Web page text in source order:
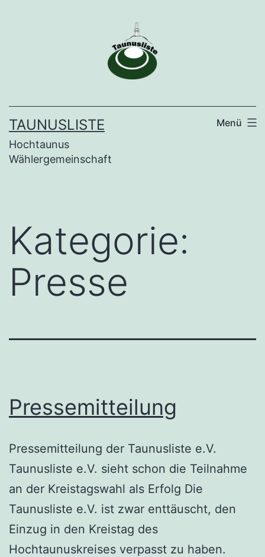
TAUNUSLISTE
Hochtaunus
Wählergemeinschaft
Menü
Kategorie:
Presse
Pressemitteilung
Pressemitteilung der Taunusliste e.V.
Taunusliste e.V. sieht schon die Teilnahme
an der Kreistagswahl als Erfolg Die
Taunusliste e.V. ist zwar enttäuscht, den
Einzug in den Kreistag des
Hochtaunuskreises verpasst zu haben.